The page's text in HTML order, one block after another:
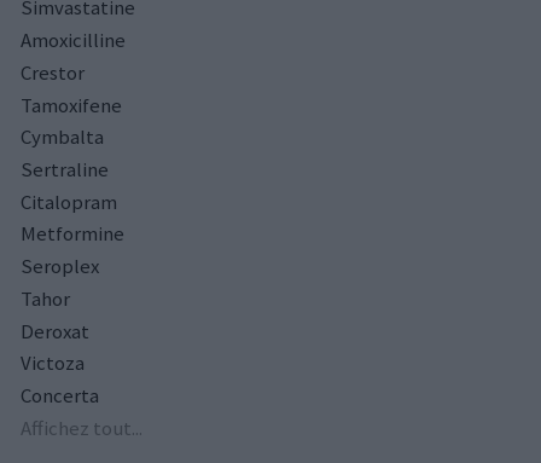
Simvastatine
Amoxicilline
Crestor
Tamoxifene
Cymbalta
Sertraline
Citalopram
Metformine
Seroplex
Tahor
Deroxat
Victoza
Concerta
Affichez tout...